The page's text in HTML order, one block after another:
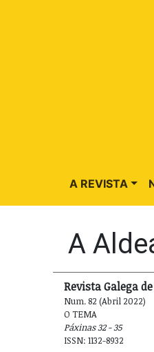
A REVISTA
A
Revista Galega
Num. 82 (Abril 2022)
O TEMA
Páxinas 32 - 35
ISSN: 1132-8932